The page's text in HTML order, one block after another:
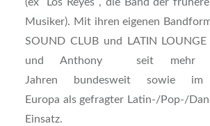
Musiker). Mit ihren eigenen
SOUND CLUB und LATIN
und Anthony seit mehr
Jahren bundesweit sowie im
Europa als gefragter Latin-/Pop-/
Einsatz.